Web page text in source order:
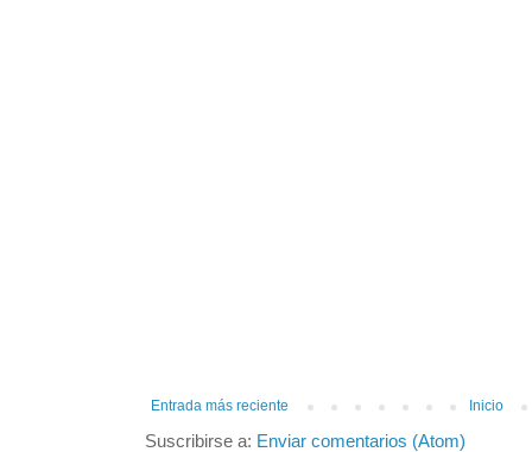
Entrada más reciente Inicio
Suscribirse a: Enviar comentarios (Atom)